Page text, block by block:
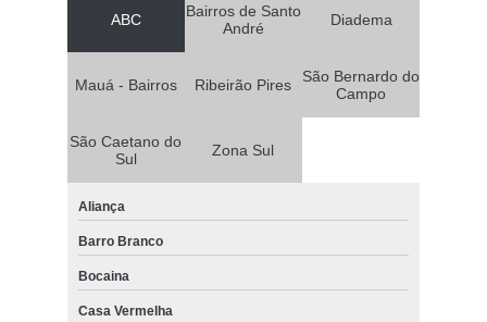
ABC
Bairros de Santo
André
Diadema
Mauá - Bairros Ribeirão Pires
São Bernardo do
Campo
São Caetano do
Sul
Zona Sul
Aliança
Barro Branco
Bocaina
Casa Vermelha